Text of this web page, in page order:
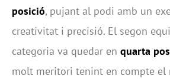
posició, pujant al podi amb un
creativitat i precisió. El segon
categoria va quedar en quarta
molt meritori tenint en compte el